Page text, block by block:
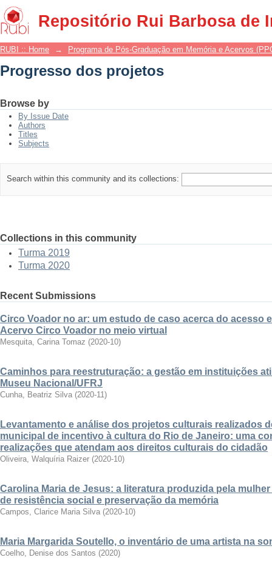
Repositório Rui Barbosa de
Progresso dos projetos
RUBI :: Home → Programa de Pós-Graduação em Memória e Acervos
Progresso dos projetos
Browse by
By Issue Date
Authors
Titles
Subjects
Search within this community and its collections:
Collections in this community
Turma 2019
Turma 2020
Recent Submissions
Circo Voador no ar: um estudo de caso acerca do acesso
Acervo Circo Voador no meio virtual
Mesquita, Carina Tomaz (2020-10)
Caminhos para reestruturação: a gestão em instituições
Museu Nacional/UFRJ
Cunha, Beatriz Silva (2020-11)
Levantamento e análise dos projetos culturais realizados
municipal de incentivo à cultura do Rio de Janeiro: uma
realizações que atendam aos direitos culturais do cidadão
Oliveira, Walquíria Raizer (2020-10)
Carolina Maria de Jesus: a literatura produzida pela
de resistência social e preservação da memória
Campos, Clarice Maria Silva (2020-10)
Maria Margarida Soutello, o inventário de uma artista na
Coelho, Denise dos Santos (2020)